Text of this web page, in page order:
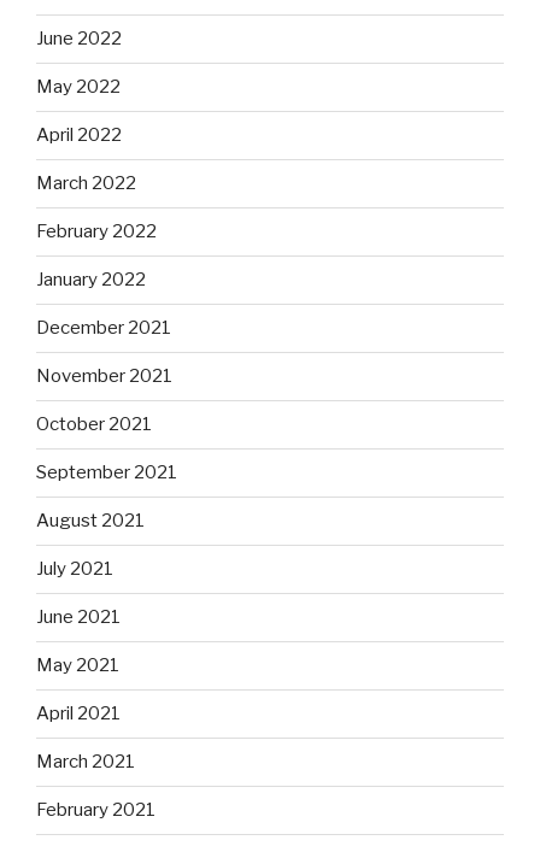
June 2022
May 2022
April 2022
March 2022
February 2022
January 2022
December 2021
November 2021
October 2021
September 2021
August 2021
July 2021
June 2021
May 2021
April 2021
March 2021
February 2021